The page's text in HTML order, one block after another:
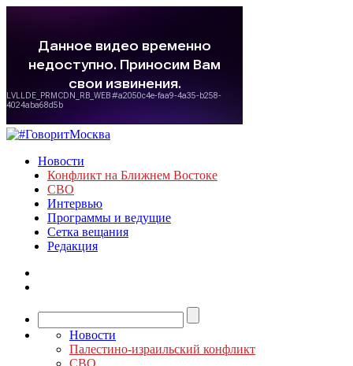
Новости
Конфликт на Ближнем Востоке
СВО
Интервью
Программы и ведущие
Сетка вещания
Редакция
Новости
Палестино-израильский конфликт
СВО